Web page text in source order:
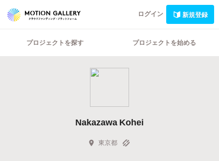
ログイン 新規登録
プロジェクトを探す プロジェクトを始める
Nakazawa Kohei
東京都